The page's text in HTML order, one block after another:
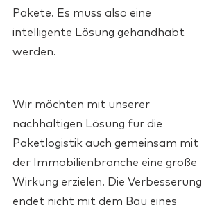
Pakete. Es muss also eine
intelligente Lösung gehandhabt
werden.
Wir möchten mit unserer
nachhaltigen Lösung für die
Paketlogistik auch gemeinsam mit
der Immobilienbranche eine große
Wirkung erzielen. Die Verbesserung
endet nicht mit dem Bau eines